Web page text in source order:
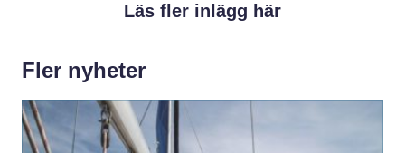
Läs fler inlägg här
Fler nyheter